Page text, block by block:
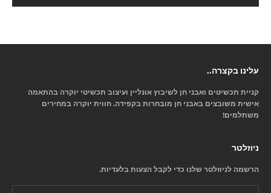
עלינו בקצרה..
קניית תכשיטים ואבני חן לשיבוץ אונליין ועיצוב תכשיטי יוקרה בהתאמה
אישית משובצים באבני חן מובחרות בקפידה. חווית יוקרה במחירים
משתלמים!
ניוזלטר
הרשמה לניוזלטר שלנו כדי לקבל הצעות בלעדיות.